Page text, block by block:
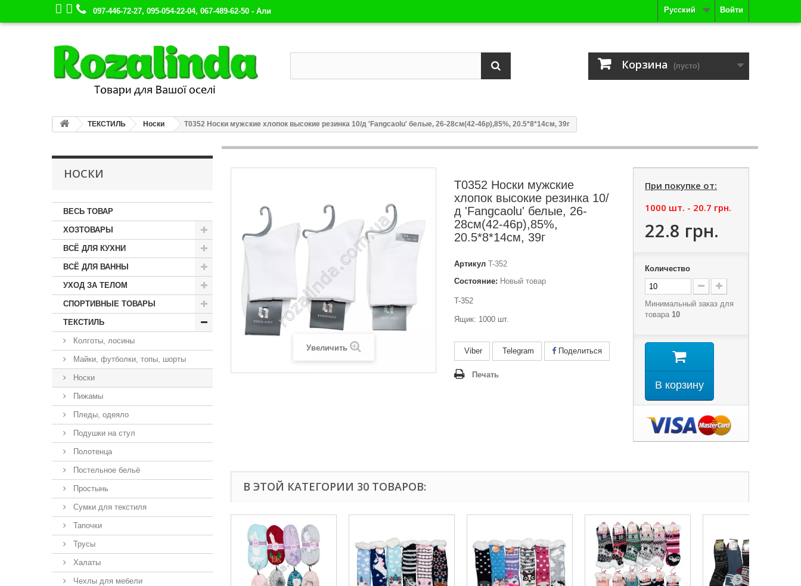
Войти
Русский
097-446-72-27, 095-054-22-04, 067-489-62-50 - Али
Корзина (пусто)
ТЕКСТИЛЬ Носки Т0352 Носки мужские хлопок высокие резинка 10/д 'Fangcaolu' белые, 26-28см(42-46р),85%, 20.5*8*14см, 39г
НОСКИ
ВЕСЬ ТОВАР
ХОЗТОВАРЫ
ВСЁ ДЛЯ КУХНИ
ВСЁ ДЛЯ ВАННЫ
УХОД ЗА ТЕЛОМ
СПОРТИВНЫЕ ТОВАРЫ
ТЕКСТИЛЬ
Колготы, лосины
Майки, футболки, топы, шорты
Носки
Пижамы
Пледы, одеяло
Подушки на стул
Полотенца
Постельное бельё
Простынь
Сумки для текстиля
Тапочки
Трусы
Халаты
Чехлы для мебели
Увеличить
Т0352 Носки мужские
хлопок высокие резинка 10/
д 'Fangcaolu' белые, 26-
28см(42-46р),85%,
20.5*8*14см, 39г
Артикул T-352
Состояние: Новый товар
T-352
Ящик: 1000 шт.
Viber Telegram Поделиться
Печать
При покупке от:
1000 шт. - 20.7 грн.
22.8 грн.
Количество
Минимальный заказ для
товара 10
В корзину
В ЭТОЙ КАТЕГОРИИ 30 ТОВАРОВ: